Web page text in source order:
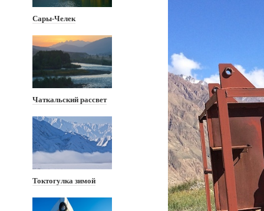
Сары-Челек
Чаткальский рассвет
Токтогулка зимой